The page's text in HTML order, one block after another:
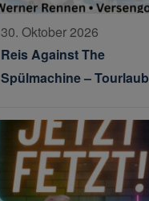
30. Oktober 2026
Reis Against The
Spülmachine – Tourlaub